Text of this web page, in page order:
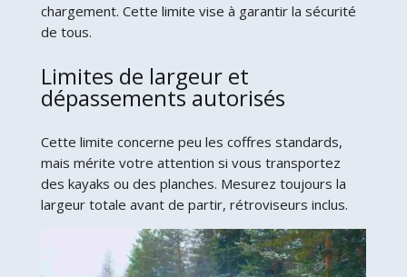
chargement. Cette limite vise à garantir la sécurité
de tous.
Limites de largeur et
dépassements autorisés
Cette limite concerne peu les coffres standards,
mais mérite votre attention si vous transportez
des kayaks ou des planches. Mesurez toujours la
largeur totale avant de partir, rétroviseurs inclus.